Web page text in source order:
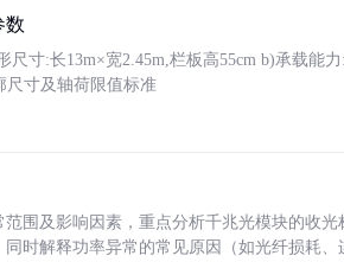
数
尺寸:长13m×宽2.45m,栏板高55cm b)承载能
尺寸及轴荷限值标准
围及影响因素，重点分析千兆光模块的收光
时解释功率异常的常见原因（如光纤损耗